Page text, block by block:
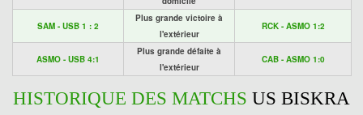
SAM - USB 1 : 2
Plus grande victoire à
l'extérieur
RCK - ASMO 1:2
ASMO - USB 4:1
Plus grande défaite à
l'extérieur
CAB - ASMO 1:0
HISTORIQUE DES MATCHS US BISKRA